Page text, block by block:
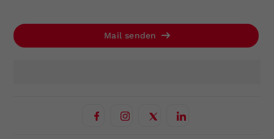
Mail senden